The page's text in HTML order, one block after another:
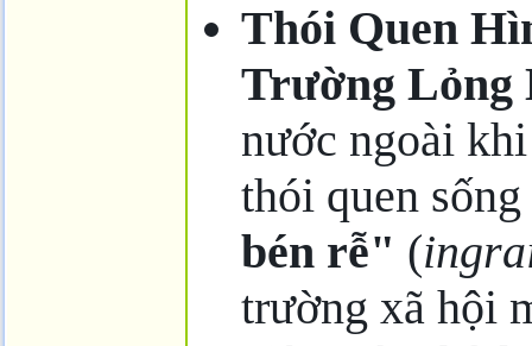
Thói Quen
Trường Lỏng
nước ngoài
thói quen
bén rễ" (
trường xã hội